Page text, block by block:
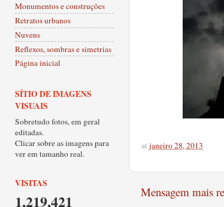
atjaneiro 28, 2013
Mensagem mais
Monumentos e construções
Retratos urbanos
Nuvens
Reflexos, sombras e simetrias
Página inicial
SÍTIO DE IMAGENS
VISUAIS
Sobretudo fotos, em geral
editadas.
Clicar sobre as imagens para
ver em tamanho real.
VISITAS
1,219,421